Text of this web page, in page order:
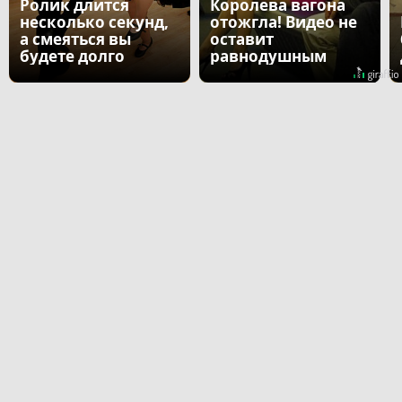
Ролик длится
несколько секунд,
а смеяться вы
будете долго
Королева вагона
отожгла! Видео не
оставит
равнодушным